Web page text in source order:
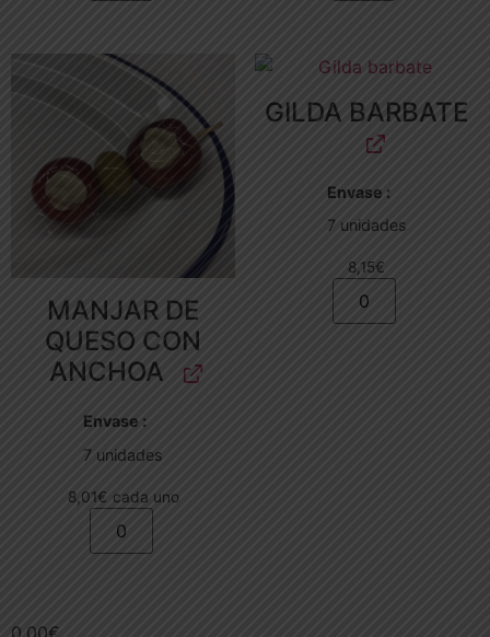
MANJAR DE
QUESO CON
ANCHOA
Envase
7 unidades
8,01€ cada uno
GILDA BARBATE
Envase
7 unidades
8,15€
0,00€